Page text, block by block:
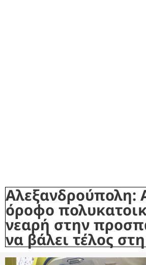
Αλεξανδρούπολη:
όροφο
νεαρή στην
να βάλει τέλος